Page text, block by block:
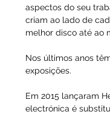
aspectos do seu
criam ao lado de
melhor disco até ao
Nos últimos anos
exposições.
Em 2015 lançaram
electrónica é